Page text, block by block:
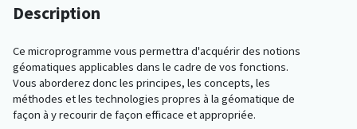
Description
Ce microprogramme vous permettra d'acquérir des notions
géomatiques applicables dans le cadre de vos fonctions.
Vous aborderez donc les principes, les concepts, les
méthodes et les technologies propres à la géomatique de
façon à y recourir de façon efficace et appropriée.